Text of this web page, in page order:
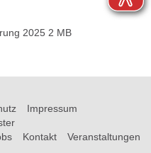
2025 2 MB
Impressum
Kontakt Veranstaltungen